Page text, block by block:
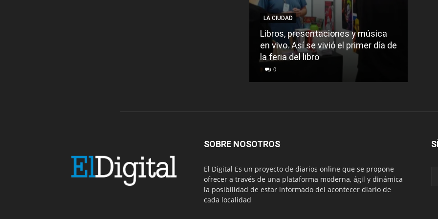
LA CIUDAD
Libros, presentaciones y música
en vivo. Así se vivió el primer día de
la feria del libro
0
SOBRE NOSOTROS
El Digital Es un proyecto de diarios online que se propone
ofrecer a través de una plataforma moderna, ágil y dinámica
la posibilidad de estar informado del acontecer diario de
cada localidad